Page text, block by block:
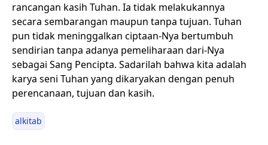
rancangan kasih Tuhan. Ia tidak melakukannya
secara sembarangan maupun tanpa tujuan. Tuhan
pun tidak meninggalkan ciptaan-Nya bertumbuh
sendirian tanpa adanya pemeliharaan dari-Nya
sebagai Sang Pencipta. Sadarilah bahwa kita adalah
karya seni Tuhan yang dikaryakan dengan penuh
perencanaan, tujuan dan kasih.
alkitab